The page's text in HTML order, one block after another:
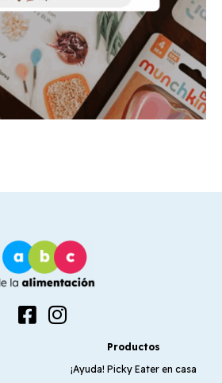
Productos
¡Ayuda! Picky Eater en casa